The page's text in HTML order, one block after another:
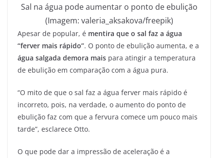
Sal na água pode aumentar o ponto de ebulição
(Imagem: valeria_aksakova/freepik)
Apesar de popular, é mentira que o sal faz a água
“ferver mais rápido”. O ponto de ebulição aumenta, e a
água salgada demora mais para atingir a temperatura
de ebulição em comparação com a água pura.
“O mito de que o sal faz a água ferver mais rápido é
incorreto, pois, na verdade, o aumento do ponto de
ebulição faz com que a fervura comece um pouco mais
tarde”, esclarece Otto.
O que pode dar a impressão de aceleração é a